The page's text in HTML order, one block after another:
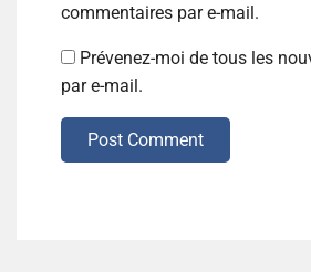
commentaires par e-mail.
Prévenez-moi de tous les
par e-mail.
Post Comment